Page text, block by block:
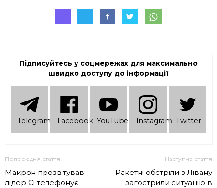
Підписуйтесь у соцмережах для максимально
швидко доступу до інформації
Telеgram Facebook YouTube Instagram Twitter
Попередня стаття
Макрон прозвітував:
лідер Сі телефонує
Наступна стаття
Ракетні обстріли з Лівану
загострили ситуацію в